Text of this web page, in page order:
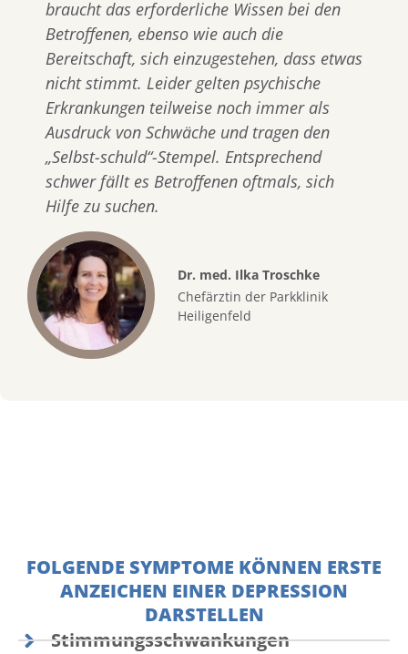
braucht das erforderliche Wissen bei den
Betroffenen, ebenso wie auch die
Bereitschaft, sich einzugestehen, dass etwas
nicht stimmt. Leider gelten psychische
Erkrankungen teilweise noch immer als
Ausdruck von Schwäche und tragen den
„Selbst-schuld“-Stempel. Entsprechend
schwer fällt es Betroffenen oftmals, sich
Hilfe zu suchen.
Dr. med. Ilka Troschke
Chefärztin der Parkklinik
Heiligenfeld
FOLGENDE SYMPTOME KÖNNEN ERSTE
ANZEICHEN EINER DEPRESSION
DARSTELLEN
Stimmungsschwankungen